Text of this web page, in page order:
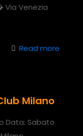
Via Venezia
Read more
Milano
Data: Sabato